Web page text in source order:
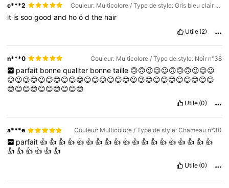
c***2 Couleur: Multicolore / Type de style: Gris bleu clair n°23
it issoogoodand hoödthe hair
Utile (2)
n***0 Couleur: Multicolore / Type de style: Noir n°38
parfait bonne qualiter bonne taille 🙃🙃😉😉😉🙃🙃🙃😉😉😉
😉😉😉😊😉😊😊😊😊😁😊😊😉😊😊😊😉😉😊😊😊😊😊😊😊😊😊
😊😊😊😊😊😊😊😊😊😊
Utile (0)
a***e Couleur: Multicolore / Type de style: Chameau n°30
parfait 👍 👍 👍 👍 👍 👍 👍 👍 👍 👍 👍 👍 👍 👍 👍 👍 👍 👍 👍
👍 👍 👍 👍 👍 👍
Utile (0)